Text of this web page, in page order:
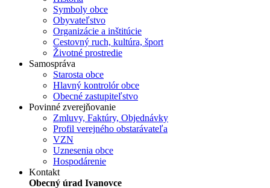
Symboly obce
Obyvateľstvo
Organizácie a inštitúcie
Cestovný ruch, kultúra, šport
Životné prostredie
Samospráva
Starosta obce
Hlavný kontrolór obce
Obecné zastupiteľstvo
Povinné zverejňovanie
Zmluvy, Faktúry, Objednávky
Profil verejného obstarávateľa
VZN
Uznesenia obce
Hospodárenie
Kontakt
Obecný úrad Ivanovce